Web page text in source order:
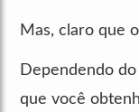
Mas, claro que
Dependendo
que você